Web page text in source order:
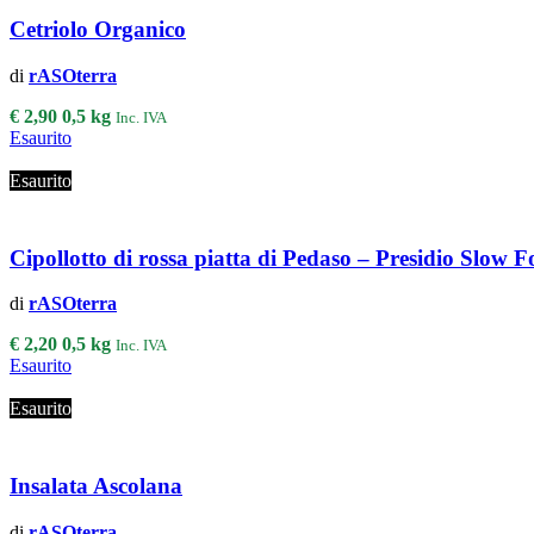
Cetriolo Organico
di rASOterra
€ 2,90 0,5 kg Inc. IVA
Esaurito
Esaurito
Cipollotto di rossa piatta di Pedaso – Presidio Slow
di rASOterra
€ 2,20 0,5 kg Inc. IVA
Esaurito
Esaurito
Insalata Ascolana